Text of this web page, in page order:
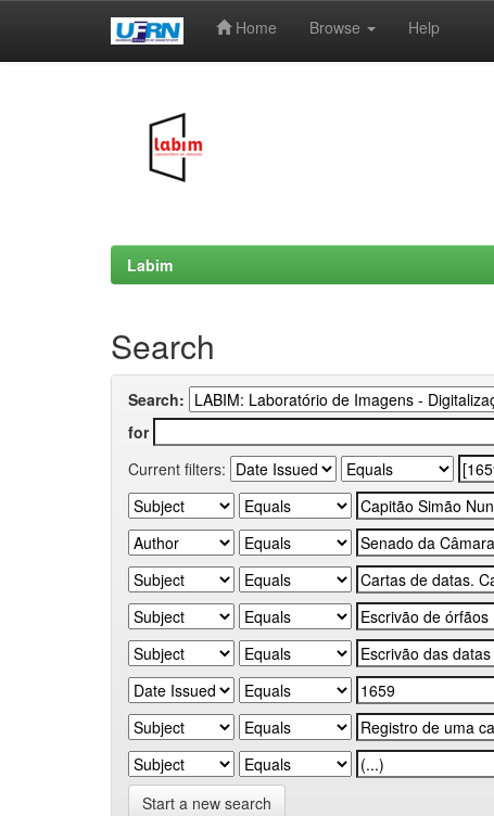
Home Browse Help
Labim
Search
Search:
for
Current filters:
Start a new search